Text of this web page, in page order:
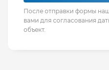
После отправки формы
вами для согласования
объект.